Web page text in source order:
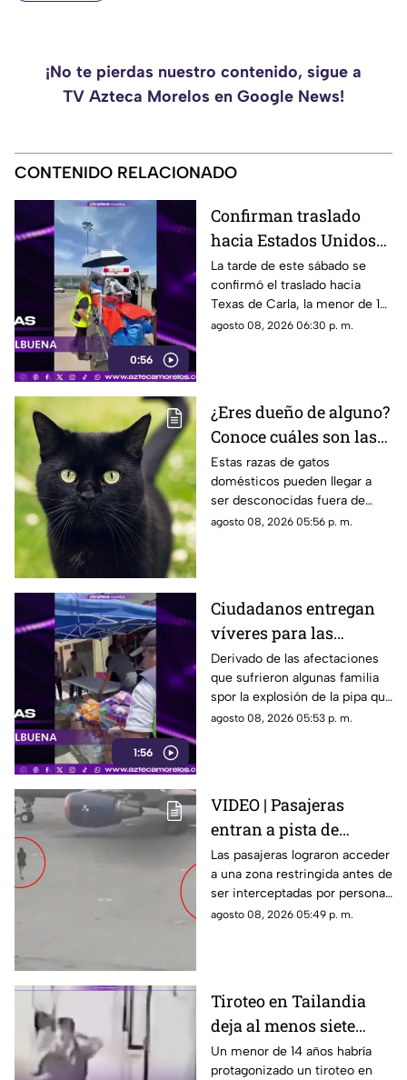
¡No te pierdas nuestro contenido, sigue a
TV Azteca Morelos en Google News!
CONTENIDO RELACIONADO
0:56
Confirman traslado
hacia Estados Unidos
de menor que sufrió
quemadura en la
explosión de gas LP en
Cuernavaca
La tarde de este sábado se
confirmó el traslado hacia
Texas de Carla, la menor de 15
años que resultó gravemente
agosto 08, 2026 06:30 p. m.
¿Eres dueño de alguno?
Conoce cuáles son las
cinco razas más raras
de gatos domésticos en
todo el mundo
Estas razas de gatos
domésticos pueden llegar a
ser desconocidas fuera de
círculos especializados, y
agosto 08, 2026 05:56 p. m.
1:56
Ciudadanos entregan
víveres para las
familias afectadas por
la explosión de pipa en
Cuernavaca
Derivado de las afectaciones
que sufrieron algunas familia
spor la explosión de la pipa que
transportaba gas LP,
agosto 08, 2026 05:53 p. m.
VIDEO | Pasajeras
entran a pista de
aeropuerto tras perder
su vuelo; autoridades
logran detenerlas
Las pasajeras lograron acceder
a una zona restringida antes de
ser interceptadas por personal
del aeropuerto.
agosto 08, 2026 05:49 p. m.
Tiroteo en Tailandia
deja al menos siete
muertos
Un menor de 14 años habría
protagonizado un tiroteo en